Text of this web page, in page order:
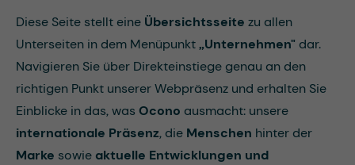
Diese Seite stellt eine Übersichtsseite zu allen
Unterseiten in dem Menüpunkt„Unternehmen" dar.
Navigieren Sie über Direkteinstiege genau an den
richtigen Punkt unserer Webpräsenz und erhalten Sie
Einblicke in das, was Ocono ausmacht: unsere
internationale Präsenz, die Menschen hinter der
Marke sowie aktuelle Entwicklungen und